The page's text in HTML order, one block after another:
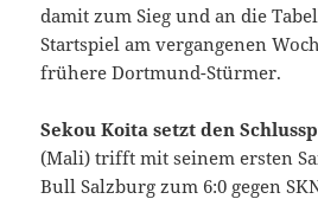
damit zum Sieg und an die
Startspiel am vergangenen
frühere Dortmund-Stürmer.
Sekou Koita setzt den
(Mali) trifft mit seinem ersten
Bull Salzburg zum 6:0 gegen